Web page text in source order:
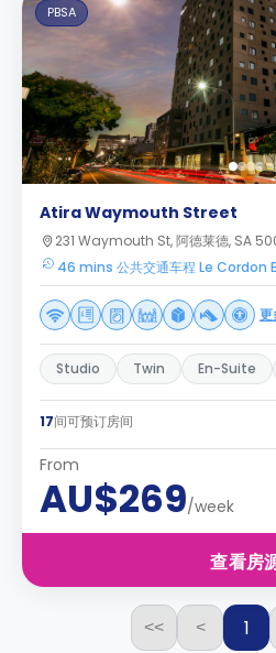
PBSA
Atira Waymouth Street
231 Waymouth St, 阿德莱德, SA
46 mins 公共交通车程 Le
更
Studio Twin En-Suite
17间可预订房间
From
AU$269/week
查看房
<< < 1